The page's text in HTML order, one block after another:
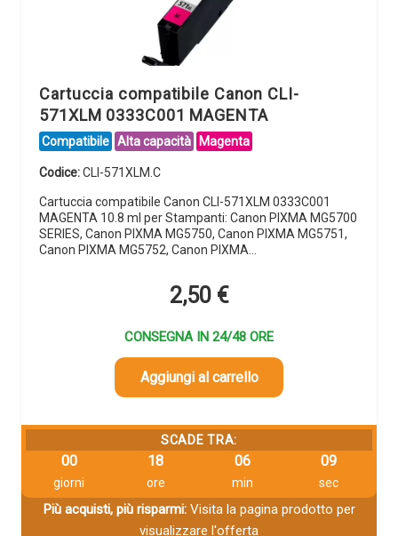
Cartuccia compatibile Canon CLI-
571XLM 0333C001 MAGENTA
Compatibile Alta capacità Magenta
Codice:CLI-571XLM.C
Cartuccia compatibile Canon CLI-571XLM 0333C001
MAGENTA 10.8 ml per Stampanti: Canon PIXMA MG5700
SERIES, Canon PIXMA MG5750, Canon PIXMA MG5751,
Canon PIXMA MG5752, Canon PIXMA…
2,50 €
CONSEGNA IN 24/48 ORE
Aggiungi al carrello
SCADE TRA:
00
giorni
18
ore
06
min
08
sec
Più acquisti, più risparmi:Visita la pagina prodotto per
visualizzare l'offerta